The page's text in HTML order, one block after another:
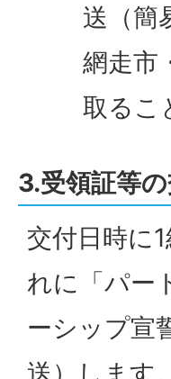
送（簡
網走市
取るこ
3.受領証等
交付日時に
れに「パー
ーシップ宣
送）します。